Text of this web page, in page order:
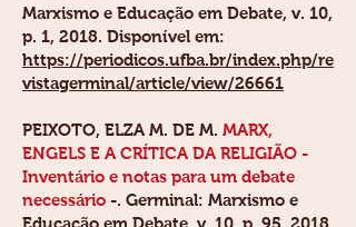
Marxismo e Educação em Debate, v. 10,
p. 1, 2018. Disponível em:
https://periodicos.ufba.br/index.php/re
vistagerminal/article/view/26661
PEIXOTO, ELZA M. DE M. MARX,
ENGELS E A CRÍTICA DA RELIGIÃO -
Inventário e notas para um debate
necessário -. Germinal: Marxismo e
Educação em Debate, v. 10, p. 95, 2018.